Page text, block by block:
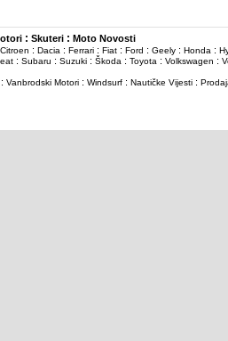
: Skuteri : Moto Novosti
Citroen : Dacia : Ferrari : Fiat : Ford : Geely : Honda :
: Subaru : Suzuki : Škoda : Toyota : Volkswagen :
: Vanbrodski Motori : Windsurf : Nautičke Vijesti :